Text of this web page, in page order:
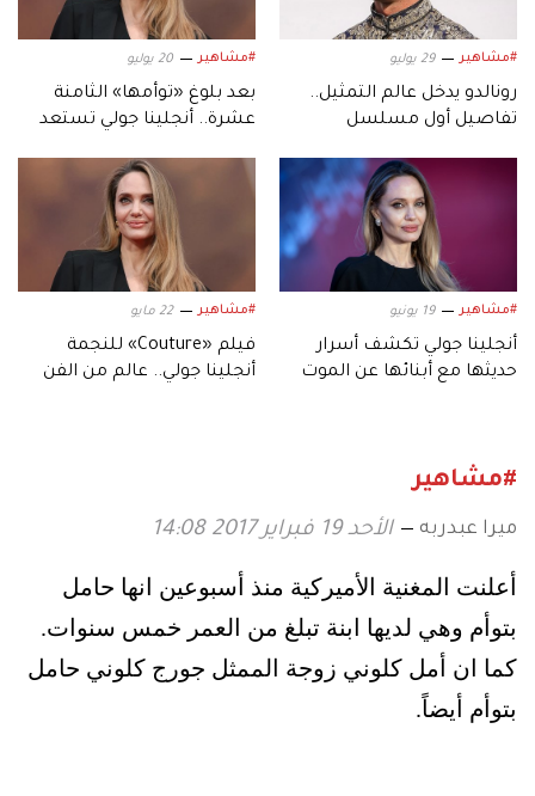
#مشاهير 29 يوليو
رونالدو يدخل عالم التمثيل..
تفاصيل أول مسلسل
#مشاهير 20 يوليو
بعد بلوغ «توأمها» الثامنة
عشرة.. أنجلينا جولي تستعد
#مشاهير 19 يونيو
أنجلينا جولي تكشف أسرار
حديثها مع أبنائها عن الموت
#مشاهير 22 مايو
فيلم «Couture» للنجمة
أنجلينا جولي.. عالم من الفن
#مشاهير
ميرا عبدربه الأحد 19 فبراير 2017 14:08
أعلنت المغنية الأميركية منذ أسبوعين انها حامل
بتوأم وهي لديها ابنة تبلغ من العمر خمس سنوات.
كما ان أمل كلوني زوجة الممثل جورج كلوني حامل
بتوأم أيضاً.